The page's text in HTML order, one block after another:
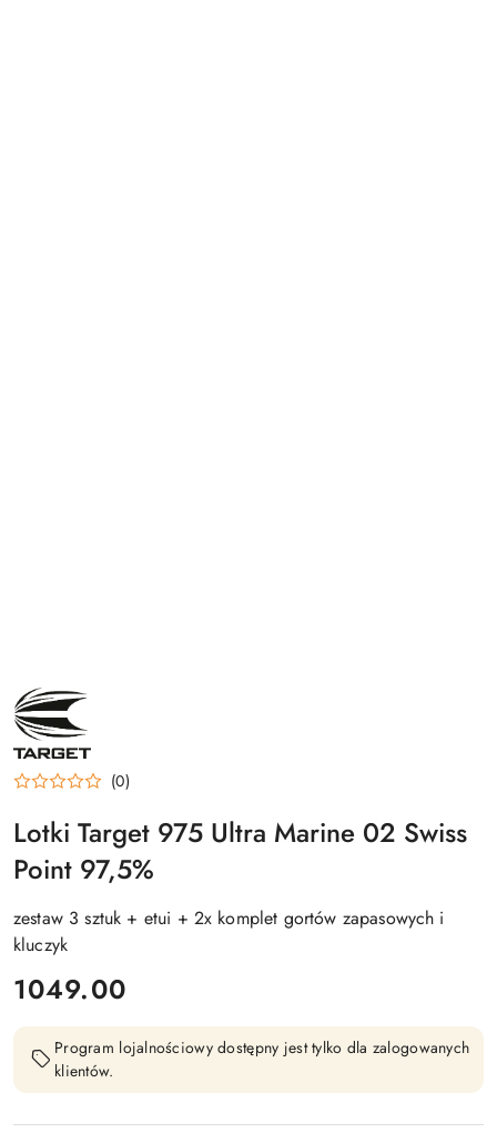
NAZWA
PRODUCENTA:
TARGET
(0)
Lotki Target 975 Ultra Marine 02 Swiss
Point 97,5%
zestaw 3 sztuk + etui + 2x komplet gortów zapasowych i
kluczyk
cena:
1049.00
Program lojalnościowy dostępny jest tylko dla zalogowanych
klientów.